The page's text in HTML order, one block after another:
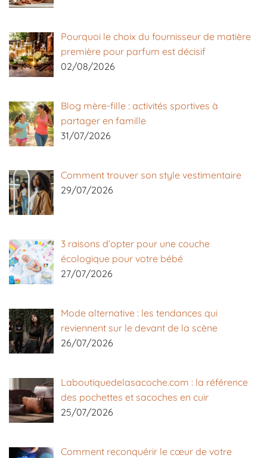
Pourquoi le choix du fournisseur de matière
première pour parfum est décisif
02/08/2026
Blog mère-fille : activités sportives à
partager en famille
31/07/2026
Comment trouver son style vestimentaire
29/07/2026
3 raisons d’opter pour une couche
écologique pour votre bébé
27/07/2026
Mode alternative : les tendances qui
reviennent sur le devant de la scène
26/07/2026
Laboutiquedelasacoche.com : la référence
des pochettes et sacoches en cuir
25/07/2026
Comment reconquérir le cœur de votre